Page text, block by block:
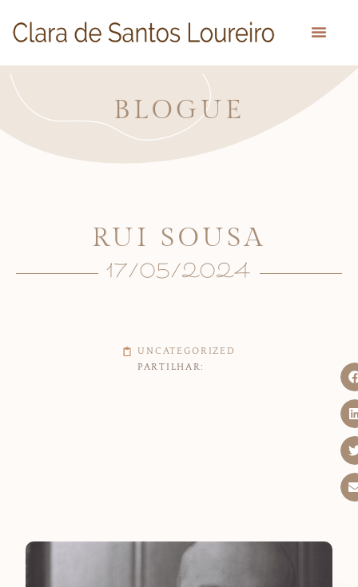
BLOGUE
RUI SOUSA
17/05/2024
UNCATEGORIZED
PARTILHAR: